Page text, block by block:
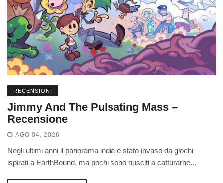
RECENSIONI
Jimmy And The Pulsating Mass –
Recensione
AGO 04, 2026
Negli ultimi anni il panorama indie è stato invaso da giochi
ispirati a EarthBound, ma pochi sono riusciti a catturarne...